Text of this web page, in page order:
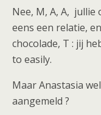
Nee, M, A, A, jullie
eens een relatie,
chocolade, T : jij
to easily.
Maar Anastasia
aangemeld ?